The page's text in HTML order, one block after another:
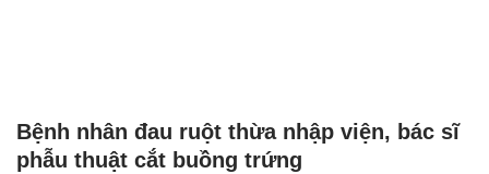
Bệnh nhân đau ruột thừa nhập viện, bác sĩ
phẫu thuật cắt buồng trứng